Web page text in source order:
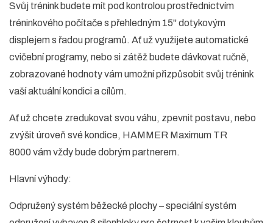
Svůj trénink budete mít pod kontrolou prostřednictvím
tréninkového počítače s přehledným 15" dotykovým
displejem s řadou programů. Ať už využijete automatické
cvičební programy, nebo si zátěž budete dávkovat ručně,
zobrazované hodnoty vám umožní přizpůsobit svůj trénink
vaší aktuální kondici a cílům.
Ať už chcete zredukovat svou váhu, zpevnit postavu, nebo
zvýšit úroveň své kondice, HAMMER Maximum TR
8000 vám vždy bude dobrým partnerem.
Hlavní výhody:
Odpružený systém běžecké plochy – speciální systém